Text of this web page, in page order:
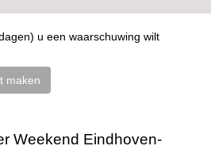
u een waarschuwing wilt
maken
Weekend Eindhoven-